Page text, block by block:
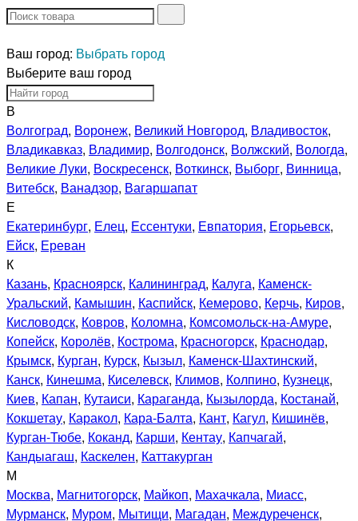
Ваш город: Выбрать город
Выберите ваш город
В
Волгоград, Воронеж, Великий Новгород, Владивосток,
Владикавказ, Владимир, Волгодонск, Волжский, Вологда,
Великие Луки, Воскресенск, Воткинск, Выборг, Винница,
Витебск, Ванадзор, Вагаршапат
Е
Екатеринбург, Елец, Ессентуки, Евпатория, Егорьевск,
Ейск, Ереван
К
Казань, Красноярск, Калининград, Калуга, Каменск-
Уральский, Камышин, Каспийск, Кемерово, Керчь, Киров,
Кисловодск, Ковров, Коломна, Комсомольск-на-Амуре,
Копейск, Королёв, Кострома, Красногорск, Краснодар,
Крымск, Курган, Курск, Кызыл, Каменск-Шахтинский,
Канск, Кинешма, Киселевск, Климов, Колпино, Кузнецк,
Киев, Капан, Кутаиси, Караганда, Кызылорда, Костанай,
Кокшетау, Каракол, Кара-Балта, Кант, Кагул, Кишинёв,
Курган-Тюбе, Коканд, Карши, Кентау, Капчагай,
Кандыагаш, Каскелен, Каттакурган
М
Москва, Магнитогорск, Майкоп, Махачкала, Миасс,
Мурманск, Муром, Мытищи, Магадан, Междуреченск,